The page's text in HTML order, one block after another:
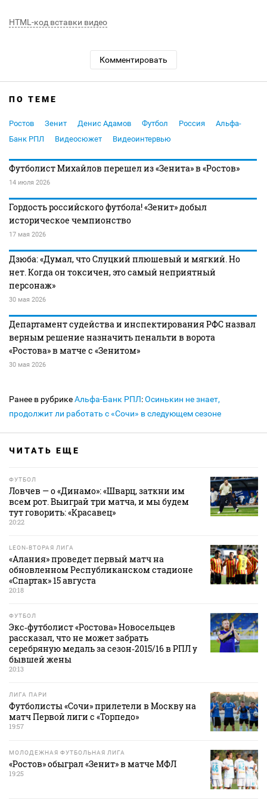
HTML-код вставки видео
Комментировать
ПО ТЕМЕ
Ростов Зенит Денис Адамов Футбол Россия
Альфа-
Банк РПЛ
Видеосюжет Видеоинтервью
Футболист Михайлов перешел из «Зенита» в «Ростов»
14 июля 2026
Гордость российского футбола! «Зенит» добыл
историческое чемпионство
17 мая 2026
Дзюба: «Думал, что Слуцкий плюшевый и мягкий. Но
нет. Когда он токсичен, это самый неприятный
персонаж»
30 мая 2026
Департамент судейства и инспектирования РФС назвал
верным решение назначить пенальти в ворота
«Ростова» в матче с «Зенитом»
30 мая 2026
Ранее в рубрикеАльфа-Банк РПЛ:Осинькин не знает,
продолжит ли работать с «Сочи» в следующем сезоне
ЧИТАТЬ ЕЩЕ
ФУТБОЛ
Ловчев — о «Динамо»: «Шварц, заткни им
всем рот. Выиграй три матча, и мы будем
тут говорить: «Красавец»
20:22
LEON-ВТОРАЯ ЛИГА
«Алания» проведет первый матч на
обновленном Республиканском стадионе
«Спартак» 15 августа
20:18
ФУТБОЛ
Экс‑футболист «Ростова» Новосельцев
рассказал, что не может забрать
серебряную медаль за сезон‑2015/16 в РПЛ у
бывшей жены
20:13
ЛИГА ПАРИ
Футболисты «Сочи» прилетели в Москву на
матч Первой лиги с «Торпедо»
19:57
МОЛОДЕЖНАЯ ФУТБОЛЬНАЯ ЛИГА
«Ростов» обыграл «Зенит» в матче МФЛ
19:25